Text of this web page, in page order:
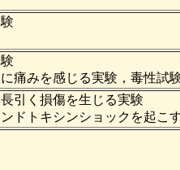
痛みを感じる実験，毒性試
引く損傷を生じる実験
ンドトキシンショックを起